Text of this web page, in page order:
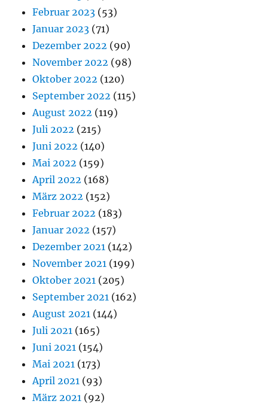
Februar 2023 (53)
Januar 2023 (71)
Dezember 2022 (90)
November 2022 (98)
Oktober 2022 (120)
September 2022 (115)
August 2022 (119)
Juli 2022 (215)
Juni 2022 (140)
Mai 2022 (159)
April 2022 (168)
März 2022 (152)
Februar 2022 (183)
Januar 2022 (157)
Dezember 2021 (142)
November 2021 (199)
Oktober 2021 (205)
September 2021 (162)
August 2021 (144)
Juli 2021 (165)
Juni 2021 (154)
Mai 2021 (173)
April 2021 (93)
März 2021 (92)